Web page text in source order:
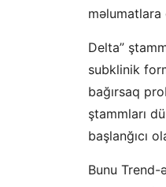
məlumatlara
Delta”
subklinik
bağırsaq
ştammları
başlanğıcı
Bunu